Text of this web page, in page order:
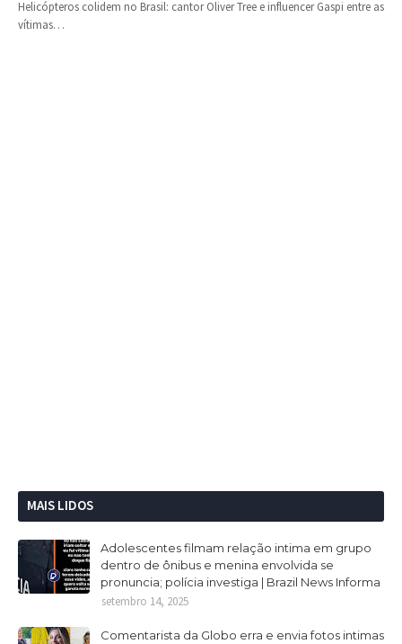
Helicópteros colidem no Brasil: cantor Oliver Tree e influencer Gaspi entre as
vítimas…
MAIS LIDOS
Adolescentes filmam relação intima em grupo
dentro de ônibus e menina envolvida se
pronuncia; polícia investiga | Brazil News Informa
setembro 14, 2025
Comentarista da Globo erra e envia fotos intimas